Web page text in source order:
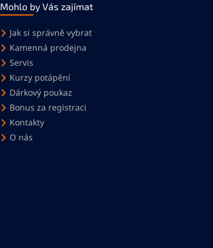
Mohlo by Vás zajímat
Jak si správně vybrat
Kamenná prodejna
Servis
Kurzy potápění
Dárkový poukaz
Bonus za registraci
Kontakty
O nás